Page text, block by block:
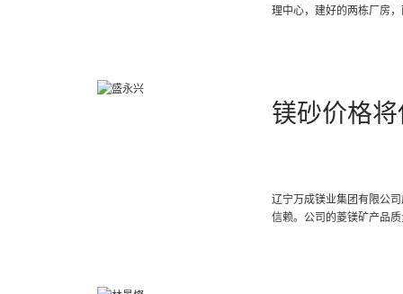
理中心，建好的两栋厂房
镁砂价格
辽宁万成镁业集团有限公
信赖。公司的菱镁矿产品